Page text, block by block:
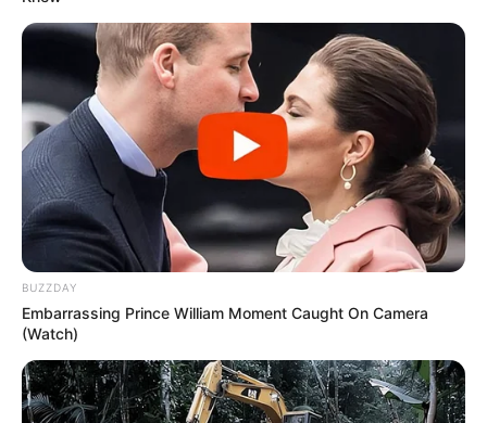
BUZZDAY
Embarrassing Prince William Moment Caught On Camera
(Watch)